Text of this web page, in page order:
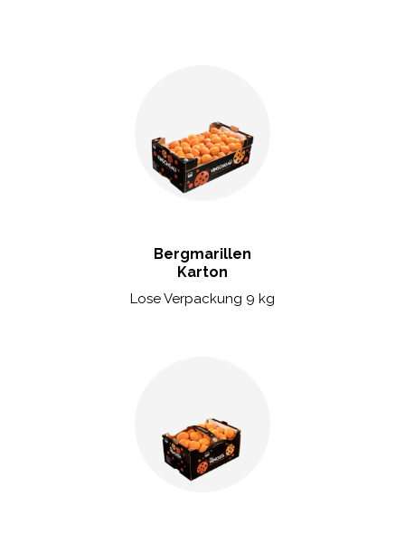
Bergmarillen
Karton
Lose Verpackung 9 kg